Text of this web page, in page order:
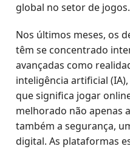
global no setor de jogos.
Nos últimos meses, os
têm se concentrado
avançadas como
inteligência artificial
que significa jogar
melhorado não apenas
também a segurança,
digital. As plataformas